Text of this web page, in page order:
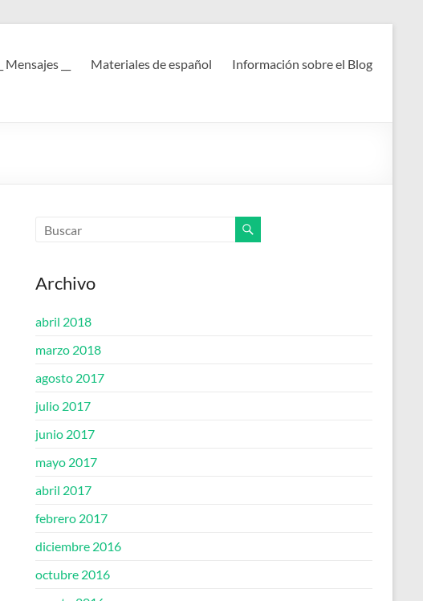
__ Mensajes __ Materiales de español Información sobre el Blog
Archivo
abril 2018
marzo 2018
agosto 2017
julio 2017
junio 2017
mayo 2017
abril 2017
febrero 2017
diciembre 2016
octubre 2016